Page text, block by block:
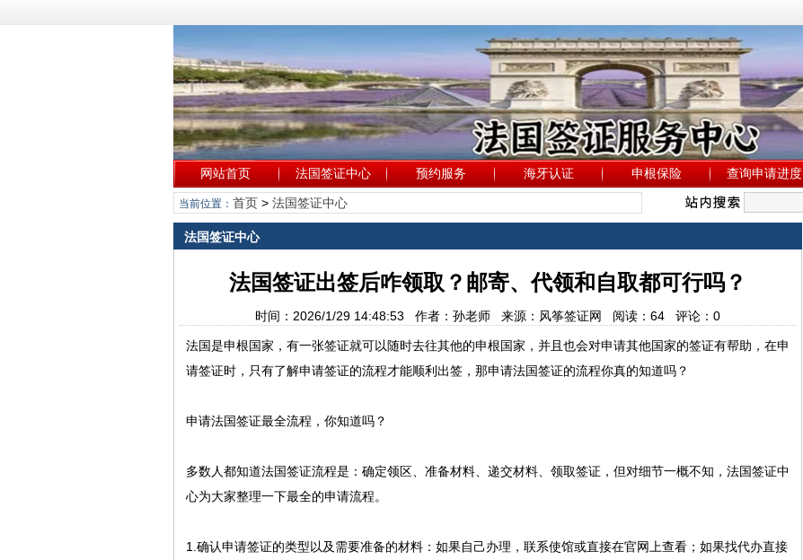
网站首页 法国签证中心 预约服务 海牙认证 申根保险 查询申请进度
当前位置： 首页> 法国签证中心
法国签证中心
法国签证出签后咋领取？邮寄、代领和自取都可行吗？
时间：2026/1/29 14:48:53 作者：孙老师 来源：风筝签证网 阅读： 64评论： 0
法国是申根国家，有一张签证就可以随时去往其他的申根国家，并且也会对申请其他国家的签证有帮助，在申
请签证时，只有了解申请签证的流程才能顺利出签，那申请法国签证的流程你真的知道吗？
申请法国签证最全流程，你知道吗？
多数人都知道法国签证流程是：确定领区、准备材料、递交材料、领取签证，但对细节一概不知，法国签证中
心为大家整理一下最全的申请流程。
1.确认申请签证的类型以及需要准备的材料：如果自己办理，联系使馆或直接在官网上查看；如果找代办直接